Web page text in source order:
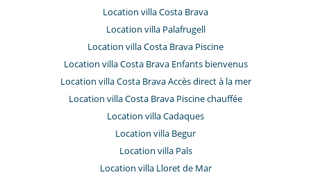
Location villa Costa Brava
Location villa Palafrugell
Location villa Costa Brava Piscine
Location villa Costa Brava Enfants bienvenus
Location villa Costa Brava Accès direct à la mer
Location villa Costa Brava Piscine chauffée
Location villa Cadaques
Location villa Begur
Location villa Pals
Location villa Lloret de Mar